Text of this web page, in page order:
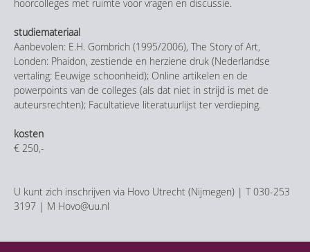
hoorcolleges met ruimte voor vragen en discussie.
studiemateriaal
Aanbevolen: E.H. Gombrich (1995/2006), The Story of Art,
Londen: Phaidon, zestiende en herziene druk (Nederlandse
vertaling: Eeuwige schoonheid); Online artikelen en de
powerpoints van de colleges (als dat niet in strijd is met de
auteursrechten); Facultatieve literatuurlijst ter verdieping.
kosten
€ 250,-
U kunt zich inschrijven via Hovo Utrecht (Nijmegen) | T 030-253
3197 | M Hovo@uu.nl